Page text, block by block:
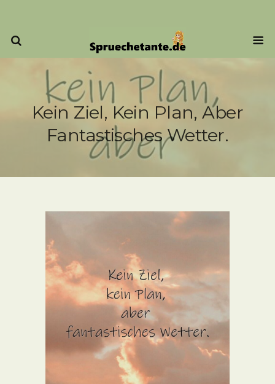
Kein Ziel, Kein Plan, Aber
Fantastisches Wetter.